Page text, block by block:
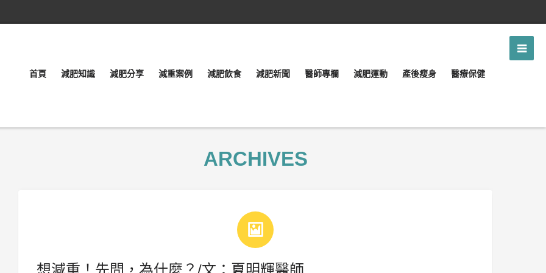
首頁 減肥知識 減肥分享 減重案例 減肥飲食 減肥新聞 醫師專欄 減肥運動 產後瘦身 醫療保健
ARCHIVES
想減重！先問，為什麼？/文：夏明輝醫師